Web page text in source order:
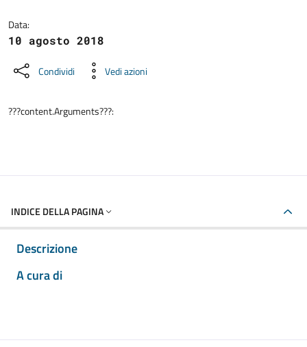
Data:
10 agosto 2018
Condividi Vedi azioni
???content.Arguments???:
INDICE DELLA PAGINA
Descrizione
A cura di